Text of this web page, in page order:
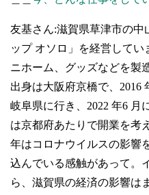
友基さん:滋賀県草津市の中
ップ オソロ」を経営して
ニホーム、グッズなどを製
出身は大阪府京橋で、2016
岐阜県に行き、2022 年6 月
は京都府あたりで開業を考
年はコロナウイルスの影響
込んでいる感触があって。
ら、滋賀県の経済の影響は